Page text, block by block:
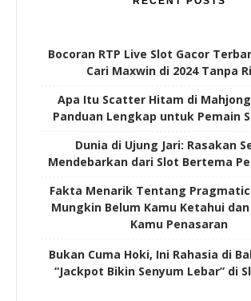
Bocoran RTP Live Slot Gacor
Cari Maxwin di 2024 Tanpa
Apa Itu Scatter Hitam di Mahjong
Panduan Lengkap untuk Pemain
Dunia di Ujung Jari: Rasakan
Mendebarkan dari Slot Bertema
Fakta Menarik Tentang
Mungkin Belum Kamu Ketahui
Kamu Penasaran
Bukan Cuma Hoki, Ini Rahasia di
“Jackpot Bikin Senyum Lebar” di